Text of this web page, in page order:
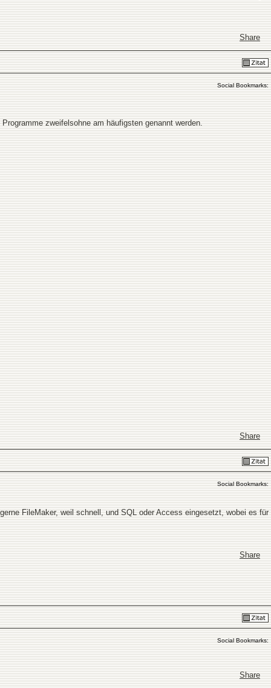
Share
Social Bookmarks:
zweifelsohne am häufigsten genannt werden.
Share
Social Bookmarks:
FileMaker, weil schnell, und SQL oder Access eingesetzt, wobei es für
Share
Social Bookmarks:
Share